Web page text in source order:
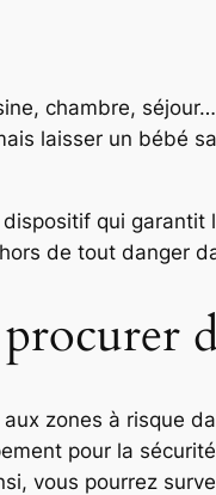
chambre,
laisser un bébé
qui
de tout danger
procurer
zones à risque
pour la
vous pourrez